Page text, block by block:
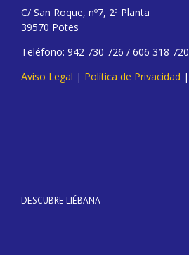
C/ San Roque, nº7, 2ª Planta
39570 Potes
Teléfono: 942 730 726 / 606 318 720
Aviso Legal | Política de Privacidad |
DESCUBRE LIÉBANA